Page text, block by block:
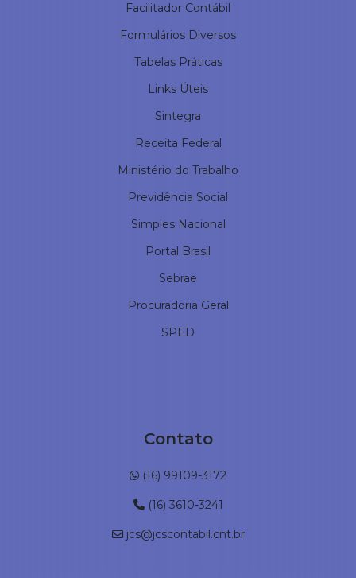
Facilitador Contábil
Formulários Diversos
Tabelas Práticas
Links Úteis
Sintegra
Receita Federal
Ministério do Trabalho
Previdência Social
Simples Nacional
Portal Brasil
Sebrae
Procuradoria Geral
SPED
Contato
(16) 99109-3172
(16) 3610-3241
jcs@jcscontabil.cnt.br